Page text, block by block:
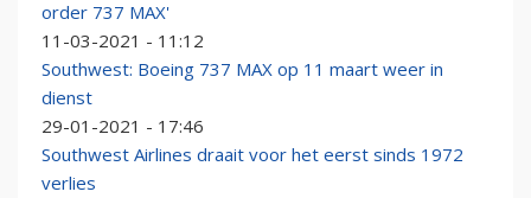
order 737 MAX'
11-03-2021 - 11:12
Southwest: Boeing 737 MAX op 11 maart weer in
dienst
29-01-2021 - 17:46
Southwest Airlines draait voor het eerst sinds 1972
verlies